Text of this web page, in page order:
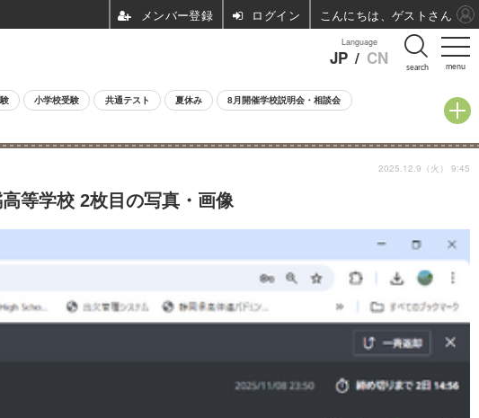
menu
Language
JP / CN search
小学校受験 共通テスト 夏休み 8月開催学校説明会・相談会
等学校 2枚目の写真・画像
2025.12.9（火） 9:45
ログイン こんにちは、ゲストさん